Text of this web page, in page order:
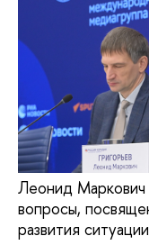
Леонид Маркович
вопросы,
развития